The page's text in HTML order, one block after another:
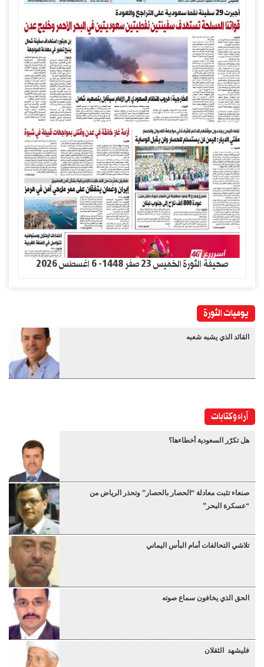
صحيفة الثورة الخميس 23 صفر 1448- 6 اغسطس 2026
يوميات الثورة
القائد الذي يشبه شعبه
آراء وكتابات
هل تكرّر السعودية أخطاءها؟
صنعاء تثبت معادلة “الحصار بالحصار” وتحذر الرياض من
“عسكرة البحر”
تلاشي التحالفات أمام البأس اليماني
الحق الذي يخافون سماع صوته
فليشهد الثقلان